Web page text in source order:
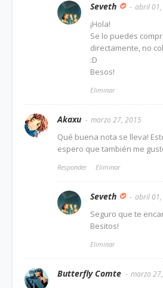
Seveth abril
¡Hola!
Se lo puedes
directamente, no
:D
Besos!
Eliminar
Akaxu marzo 27, 2015
Qué buena nota se lleva!
espero que también me
Responder Eliminar
Seveth abril
Seguro que te
Besitos!
Eliminar
Butterfly Comte marzo